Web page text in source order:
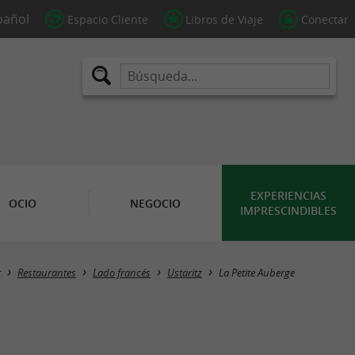
Espacio Cliente Libros de Viaje Conectar
OCIO NEGOCIO
EXPERIENCIAS
IMPRESCINDIBLES
Restaurantes Lado francés Ustaritz La Petite Auberge